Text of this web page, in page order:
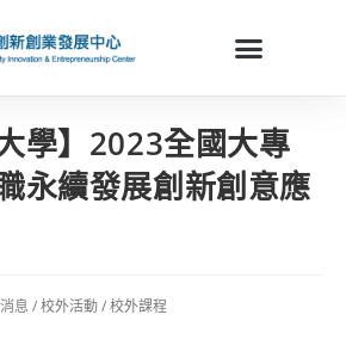
學】2023全國大專
永續發展創新創意應
息 /校外活動/校外課程